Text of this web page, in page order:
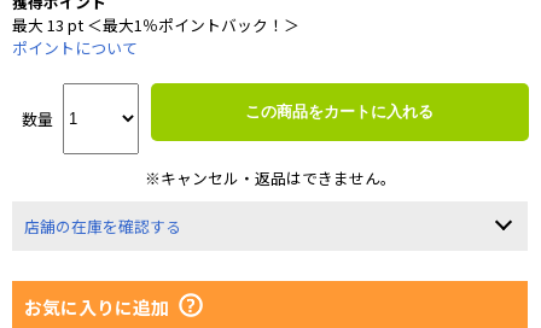
最大 13 pt ＜最大1％ポイントバック！＞
ポイントについて
数量 この商品をカートに入れる
※キャンセル・返品はできません。
店舗の在庫を確認する
お気に入りに追加